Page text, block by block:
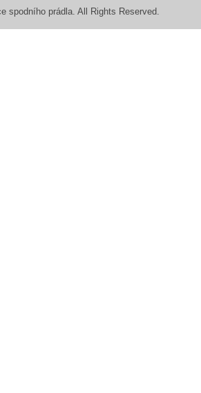
spodního prádla. All Rights Reserved.